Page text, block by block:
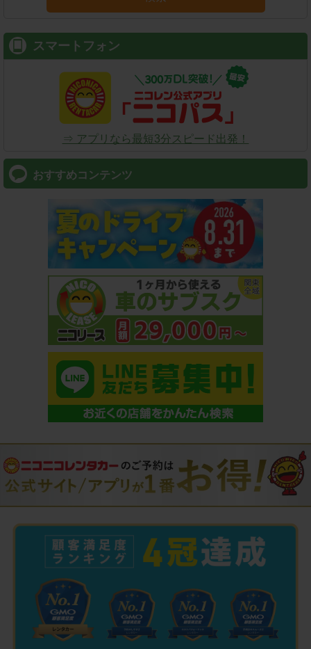
スマートフォン
⇒ アプリなら最短3分スピード出発！
おすすめコンテンツ